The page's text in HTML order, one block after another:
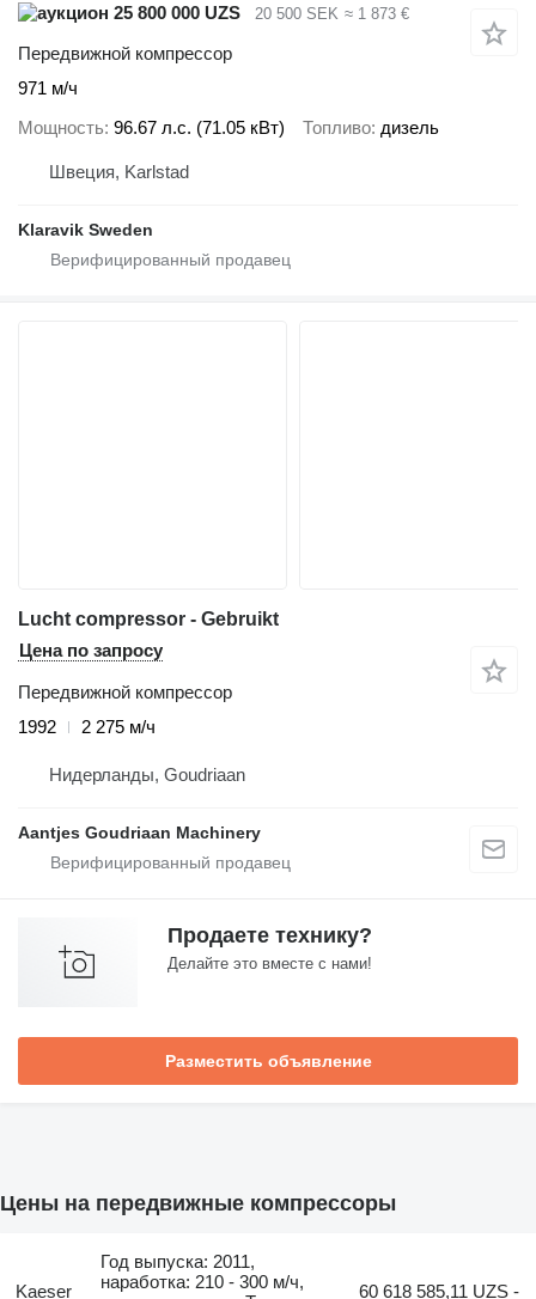
25 800 000 UZS
20 500 SEK ≈ 1 873 €
Передвижной компрессор
971 м/ч
Мощность 96.67 л.с. (71.05 кВт) Топливо дизель
Швеция, Karlstad
Klaravik Sweden
Lucht compressor - Gebruikt
Цена по запросу
Передвижной компрессор
1992
2 275 м/ч
Нидерланды, Goudriaan
Aantjes Goudriaan Machinery
Продаете технику?
Делайте это вместе с нами!
Разместить объявление
Цены на передвижные компрессоры
Kaeser
Год выпуска: 2011,
наработка: 210 - 300 м/ч,
60 618 585,11 UZS -